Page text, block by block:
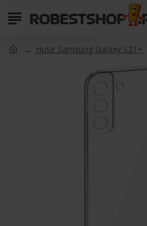
Huse Samsung Galaxy S21+